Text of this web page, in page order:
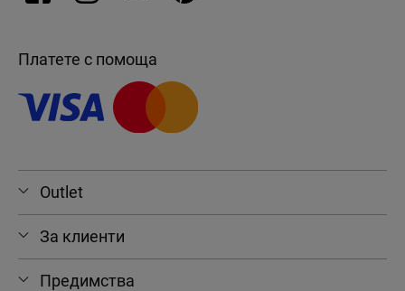
Платете с помоща
Outlet
За клиенти
Предимства